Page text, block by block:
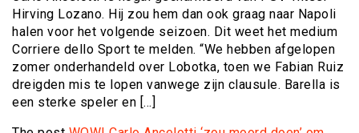
Hirving Lozano. Hij zou hem dan ook graag naar Napoli
halen voor het volgende seizoen. Dit weet het medium
Corriere dello Sport te melden. “We hebben afgelopen
zomer onderhandeld over Lobotka, toen we Fabian Ruiz
dreigden mis te lopen vanwege zijn clausule. Barella is
een sterke speler en […]